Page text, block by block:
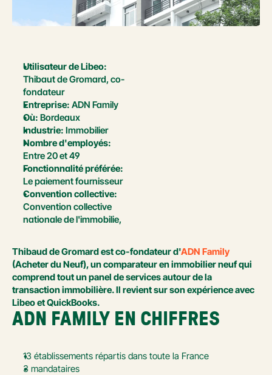
Thibaud de Gromard est co-fondateur d'ADN Family
(Acheter du Neuf), un comparateur en immobilier neuf qui
comprend tout un panel de services autour de la
transaction immobilière. Il revient sur son expérience avec
Libeo et QuickBooks.
ADN FAMILY EN CHIFFRES
13 établissements répartis dans toute la France
3 mandataires
Utilisateur de Libeo:
Thibaut de Gromard, co-
fondateur
Entreprise: ADN Family
Où: Bordeaux
Industrie: Immobilier
Nombre d'employés:
Entre 20 et 49
Fonctionnalité préférée:
Le paiement fournisseur
Convention collective:
Convention collective
nationale de l'immobilie,